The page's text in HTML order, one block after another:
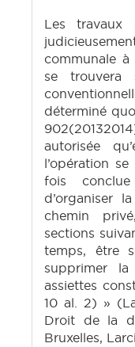
Les travaux
communale à
se trouvera
déterminé
autorisée
l’opération
fois
d’organiser
chemin
sections
temps, être
supprimer
assiettes
10 al. 2) »
Droit de la
Bruxelles,